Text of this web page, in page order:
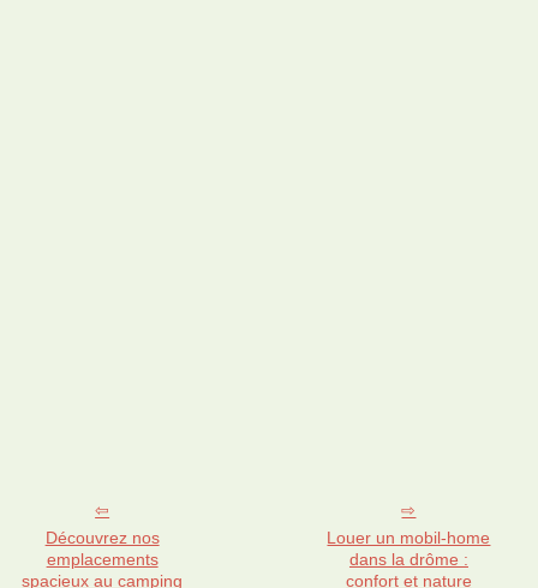
Découvrez nos
emplacements
spacieux au camping
Louer un mobil-home
dans la drôme :
confort et nature